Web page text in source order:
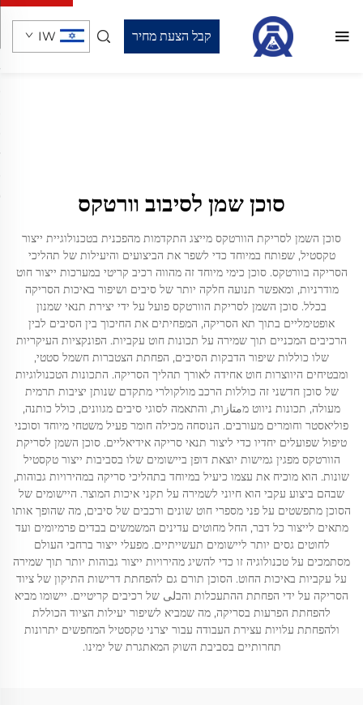
קבל הצעת מחיר IW
סוכן שמן לסיבוב וורטקס
סוכן השמן לסריקת הוורטקס מייצג התקדמות מהפכנית בטכנולוגיית ייצור
טקסטיל, שפותח במיוחד כדי לשפר את הביצועים והיעילות של תהליכי
הסריקה בוורטקס. סוכן כימי מיוחד זה מהווה רכיב קריטי במערכות ייצור חוט
מודרניות, ומאפשר תנועה חלקה יותר של סיבים ושיפור באיכות הסריקה
בכלל. סוכן השמן לסריקת הוורטקס פועל על ידי יצירת תנאי שמנון
אופטימליים בתוך תא הסריקה, המפחיתים את החיכוך בין הסיבים לבין
הרכיבים המכניים תוך שמירה על תכונות חוט עקביות. הפונקציות העיקריות
שלו כוללות שיפור הדבקות הסיבים, הפחתת הצטברות חשמל סטטי,
ומבטיחים היווצרות חוט אחידה לאורך תהליך הסריקה. התכונות הטכנולוגיות
של סוכן חדשני זה כוללות הרכב מולקולרי מתקדם שנותן יציבות תרמית
מעולה, תכונות ניווט מمتازות, והתאמה לסוגי סיבים מגוונים, כולל כותנה,
פוליאסטר וחומרים מעורבים. הנוסחה מכילה חומר פעיל משטחי מיוחד וסוכני
טיפול שפועלים יחדיו כדי ליצור תנאי סריקה אידיאליים. סוכן השמן לסריקת
הוורטקס מפגין גמישות יוצאת דופן ביישומים שלו בסביבות ייצור טקסטיל
שונות. הוא מוכיח את עצמו כיעיל במיוחד בתהליכי סריקה במהירויות גבוהות,
שבהם ביצוע עקבי הוא חיוני לשמירה על תקני איכות המוצר. היישומים של
הסוכן מתפשטים על פני מספרי חוט שונים ורכבים של סיבים, מה שהופך אותו
מתאים לייצור כל דבר, החל מחוטים עדינים המשמשים בבדים פרמיומים ועד
לחוטים גסים יותר ליישומים תעשייתיים. מפעלי ייצור ברחבי העולם
מסתמכים על טכנולוגיה זו כדי להשיג מהירויות ייצור גבוהות יותר תוך שמירה
על עקביות באיכות החוט. הסוכן תורם גם להפחתת דרישות התיקון של ציוד
הסריקה על ידי הפחתת ההתעכלות והבلى של רכיבים קריטיים. יישומו מביא
להפחתת הפרעות בסריקה, מה שמביא לשיפור יעילות הציוד הכוללת
ולהפחתת עלויות עצירת העבודה עבור יצרני טקסטיל המחפשים יתרונות
תחרותיים בסביבת השוק המאתגרת של ימינו.